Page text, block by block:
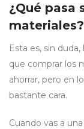
¿Qué pasa
materiales?
Esta es, sin
que comprar los
ahorrar, pero en
bastante cara.
Cuando vas a